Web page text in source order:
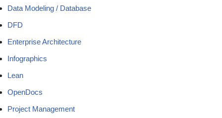
Data Modeling / Database
DFD
Enterprise Architecture
Infographics
Lean
OpenDocs
Project Management